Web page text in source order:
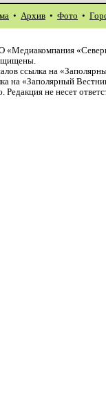
• Архив • Фото •
«Медиакомпания
ссылка на
на «Заполярный
не несет